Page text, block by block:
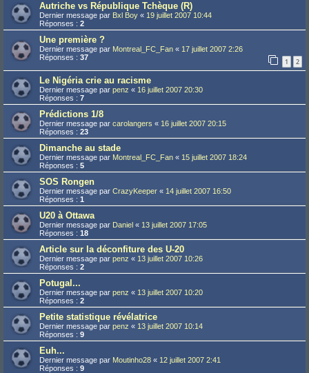
Autriche vs République Tchèque (R)
Dernier message par Bxl Boy « 19 juillet 2007 10:44
Réponses : 2
Une première ?
Dernier message par Montreal_FC_Fan « 17 juillet 2007 2:26
Réponses : 37 1 2
Le Nigéria crie au racisme
Dernier message par penz « 16 juillet 2007 20:30
Réponses : 7
Prédictions 1/8
Dernier message par carolangers « 16 juillet 2007 20:15
Réponses : 23
Dimanche au stade
Dernier message par Montreal_FC_Fan « 15 juillet 2007 18:24
Réponses : 5
SOS Rongen
Dernier message par CrazyKeeper « 14 juillet 2007 16:50
Réponses : 1
U20 à Ottawa
Dernier message par Daniel « 13 juillet 2007 17:05
Réponses : 18
Article sur la déconfiture des U-20
Dernier message par penz « 13 juillet 2007 10:26
Réponses : 2
Potugal...
Dernier message par penz « 13 juillet 2007 10:20
Réponses : 2
Petite statistique révélatrice
Dernier message par penz « 13 juillet 2007 10:14
Réponses : 9
Euh...
Dernier message par Moutinho28 « 12 juillet 2007 2:41
Réponses : 9